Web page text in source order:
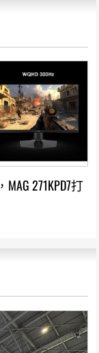
271KPD7打